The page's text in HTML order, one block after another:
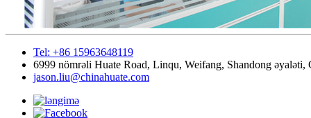
Tel: +86 15963648119
6999 nömrəli Huate Road, Linqu, Weifang, Shandong əyaləti,
jason.liu@chinahuate.com